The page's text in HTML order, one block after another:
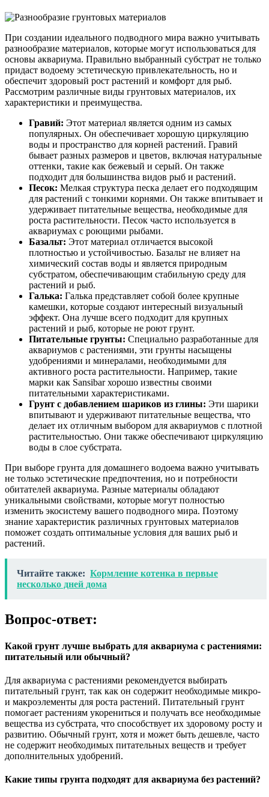
При создании идеального подводного мира важно учитывать
разнообразие материалов, которые могут использоваться для
основы аквариума. Правильно выбранный субстрат не только
придаст водоему эстетическую привлекательность, но и
обеспечит здоровый рост растений и комфорт для рыб.
Рассмотрим различные виды грунтовых материалов, их
характеристики и преимущества.
Гравий: Этот материал является одним из самых
популярных. Он обеспечивает хорошую циркуляцию
воды и пространство для корней растений. Гравий
бывает разных размеров и цветов, включая натуральные
оттенки, такие как бежевый и серый. Он также
подходит для большинства видов рыб и растений.
Песок: Мелкая структура песка делает его подходящим
для растений с тонкими корнями. Он также впитывает и
удерживает питательные вещества, необходимые для
роста растительности. Песок часто используется в
аквариумах с роющими рыбами.
Базальт: Этот материал отличается высокой
плотностью и устойчивостью. Базальт не влияет на
химический состав воды и является природным
субстратом, обеспечивающим стабильную среду для
растений и рыб.
Галька: Галька представляет собой более крупные
камешки, которые создают интересный визуальный
эффект. Она лучше всего подходит для крупных
растений и рыб, которые не роют грунт.
Питательные грунты: Специально разработанные для
аквариумов с растениями, эти грунты насыщены
удобрениями и минералами, необходимыми для
активного роста растительности. Например, такие
марки как Sansibar хорошо известны своими
питательными характеристиками.
Грунт с добавлением шариков из глины: Эти шарики
впитывают и удерживают питательные вещества, что
делает их отличным выбором для аквариумов с плотной
растительностью. Они также обеспечивают циркуляцию
воды в слое субстрата.
При выборе грунта для домашнего водоема важно учитывать
не только эстетические предпочтения, но и потребности
обитателей аквариума. Разные материалы обладают
уникальными свойствами, которые могут полностью
изменить экосистему вашего подводного мира. Поэтому
знание характеристик различных грунтовых материалов
поможет создать оптимальные условия для ваших рыб и
растений.
Читайте также: Кормление котенка в первые
несколько дней дома
Вопрос-ответ:
Какой грунт лучше выбрать для аквариума с растениями:
питательный или обычный?
Для аквариума с растениями рекомендуется выбирать
питательный грунт, так как он содержит необходимые микро-
и макроэлементы для роста растений. Питательный грунт
помогает растениям укорениться и получать все необходимые
вещества из субстрата, что способствует их здоровому росту и
развитию. Обычный грунт, хотя и может быть дешевле, часто
не содержит необходимых питательных веществ и требует
дополнительных удобрений.
Какие типы грунта подходят для аквариума без растений?